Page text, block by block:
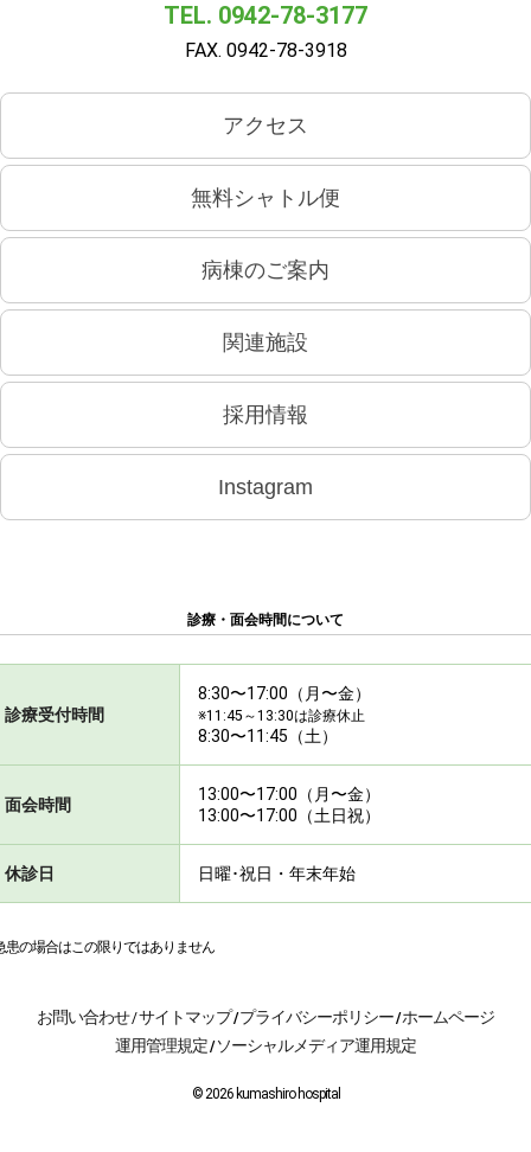
TEL. 0942-78-3177
FAX. 0942-78-3918
アクセス
無料シャトル便
病棟のご案内
関連施設
採用情報
Instagram
診療・面会時間について
診療受付時間
8:30〜17:00（月〜金）
※11:45～13:30は診療休止
8:30〜11:45（土）
面会時間
13:00〜17:00（月〜金）
13:00〜17:00（土日祝）
休診日 日曜･祝日・年末年始
患の場合はこの限りではありません
お問い合わせ/サイトマップ/ プライバシーポリシー/ ホームページ
運用管理規定/ ソーシャルメディア運用規定
© 2026 kumashiro hospital